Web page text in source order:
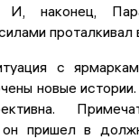
И, наконец,
с
новые
он пришел в